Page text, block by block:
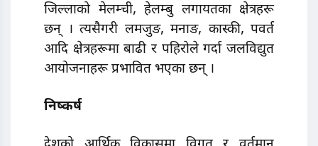
जिल्लाको मेलम्ची, हेलम्बु लगायतका क्षेत्रहरू
छन् । त्यसैगरी लमजुङ, मनाङ, कास्की, पवर्त
आदि क्षेत्रहरूमा बाढी र पहिरोले गर्दा जलविद्युत
आयोजनाहरू प्रभावित भएका छन् ।
निष्कर्ष